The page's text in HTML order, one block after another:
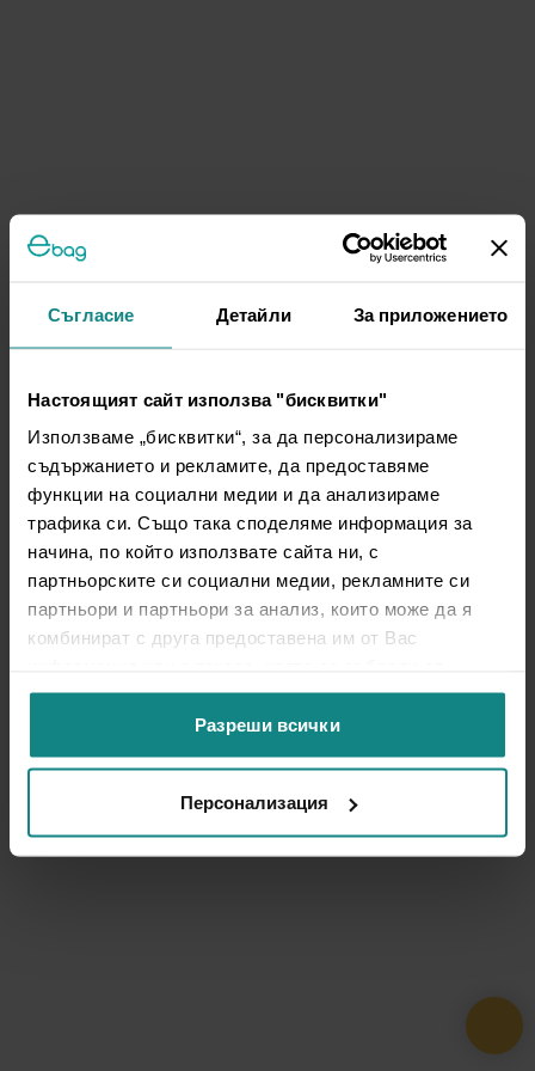
Съгласие Детайли За приложението
Настоящият сайт използва "бисквитки"
Използваме „бисквитки“, за да персонализираме
съдържанието и рекламите, да предоставяме
функции на социални медии и да анализираме
трафика си. Също така споделяме информация за
начина, по който използвате сайта ни, с
партньорските си социални медии, рекламните си
партньори и партньори за анализ, които може да я
комбинират с друга предоставена им от Вас
ползването от Ваша страна на услугите им.
Разреши всички
Персонализация